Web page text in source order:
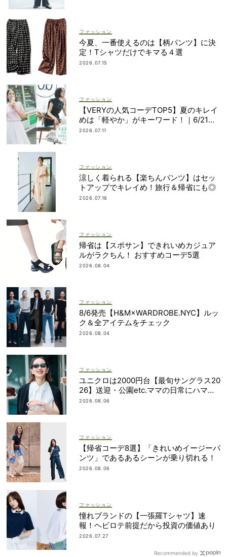
ファッション
今夏、一番使えるのは【柄パンツ】に決
定！Tシャツだけでキマる４選
2026.07.15
ファッション
【VERYの人気コーデTOP5】夏のキレイ
めは「軽やか」がキーワード！｜6/21〜
30
2026.07.11
ファッション
涼しく着られる【楽ちんパンツ】はセッ
トアップでキレイめ！旅行＆帰省にも◎
2026.07.16
ファッション
帰省は【スポサン】できれいめカジュア
ルがラクちん！ おすすめコーデ5選
2026.08.04
ファッション
8/6発売【H&M×WARDROBE.NYC】ルッ
ク＆全アイテムをチェック
2026.08.04
ファッション
ユニクロは2000円台【最旬サングラス20
26】送迎・公園etc.ママの日常にハマる
「名品」を厳選！
2026.08.06
ファッション
【帰省コーデ8選】「きれいめイージーパ
ンツ」であるあるシーンが乗り切れる！
2026.08.06
ファッション
憧れブランドの【一張羅Tシャツ】速
報！ヘビロテ前提だから投資の価値あり
2026.07.27
Recommended by